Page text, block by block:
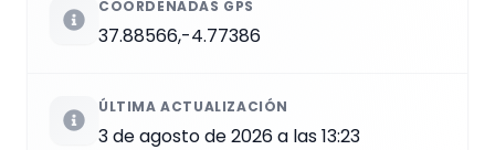
COORDENADAS GPS
37.88566,-4.77386
ÚLTIMA ACTUALIZACIÓN
3 de agosto de 2026 a las 13:23